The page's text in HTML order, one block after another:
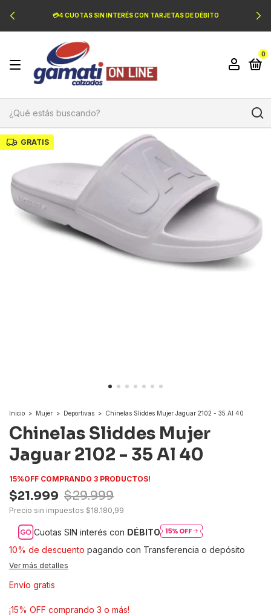
💳4 CUOTAS SIN INTERÉS CON TARJETAS DE DÉBITO
0
GRATIS
Inicio > Mujer > Deportivas > Chinelas Sliddes Mujer Jaguar 2102 - 35 Al 40
Chinelas Sliddes Mujer
Jaguar 2102 - 35 Al 40
15%OFF COMPRANDO 3 PRODUCTOS!
$21.999 $29.999
Precio sin impuestos $18.180,99
Cuotas SIN interés con DÉBITO
10% de descuento pagando con Transferencia o depósito
Ver más detalles
Envío gratis
¡15% OFF comprando 3 o más!